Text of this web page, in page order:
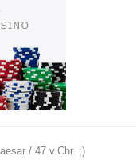
/ 47 v.Chr. ;)